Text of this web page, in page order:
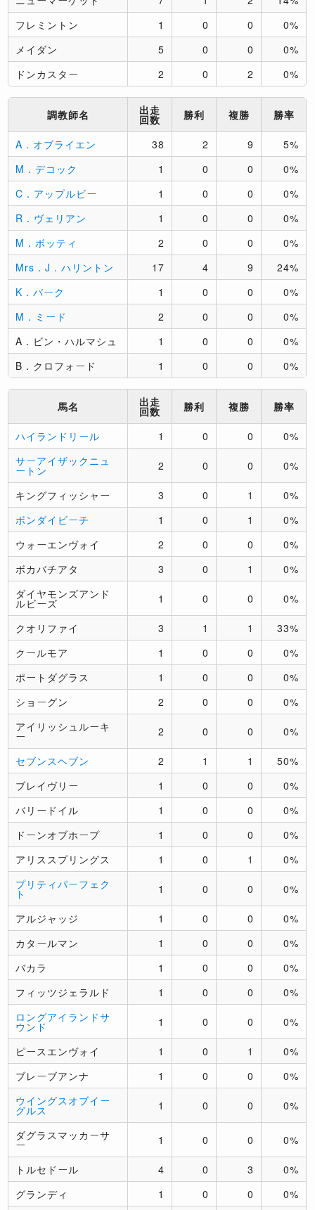
フレミントン
1 0 0
0%
メイダン
5 0 0
0%
ドンカスター
2 0 2 0%
調教師名 出走
回数 勝利 複勝 勝率
A．オブライエン 38 2 9
5%
M．デコック
1 0 0
0%
C．アップルビー
1 0 0
0%
R．ヴェリアン
1 0 0
0%
M．ボッティ
2 0 0
0%
Mrs．J．ハリントン
17 4 9
24%
K．バーク
1 0 0
0%
M．ミード
2 0 0
0%
A．ビン・ハルマシュ
1 0 0
0%
B．クロフォード
1 0 0 0%
馬名 出走
回数 勝利 複勝 勝率
ハイランドリール 1 0 0
0%
サーアイザックニュ
ートン 2 0 0 0%
キングフィッシャー 3 0 1
0%
ボンダイビーチ
1 0 1
0%
ウォーエンヴォイ
2 0 0
0%
ボカバチアタ
3 0 1
0%
ダイヤモンズアンド
ルビーズ 1 0 0 0%
クオリファイ 3 1 1
33%
クールモア
1 0 0
0%
ポートダグラス
1 0 0
0%
ショーグン
2 0 0
0%
アイリッシュルーキ
ー 2 0 0 0%
セブンスヘブン 2 1 1
50%
ブレイヴリー
1 0 0
0%
バリードイル
1 0 0
0%
ドーンオブホープ
1 0 0
0%
アリススプリングス
1 0 1
0%
プリティパーフェク
ト 1 0 0 0%
アルジャッジ 1 0 0
0%
カタールマン
1 0 0
0%
バカラ
1 0 0
0%
フィッツジェラルド
1 0 0
0%
ロングアイランドサ
ウンド 1 0 0 0%
ピースエンヴォイ 1 0 1
0%
ブレーブアンナ
1 0 0
0%
ウイングスオブイー
グルス 1 0 0 0%
ダグラスマッカーサ
ー 1 0 0 0%
トルセドール 4 0 3
0%
グランディ
1 0 0
0%